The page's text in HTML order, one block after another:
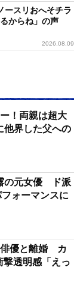
スリおへそチラ
からね」の声
2026.08.09
！両親は超大
界した父への
の元女優 ド派
ォーマンスに
俳優と離婚 カ
透明感「えっ